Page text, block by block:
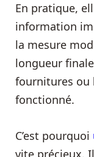
En pratique,
information
la mesure
longueur
fournitures ou
fonctionné.
C’est pourquoi
vite précieux.